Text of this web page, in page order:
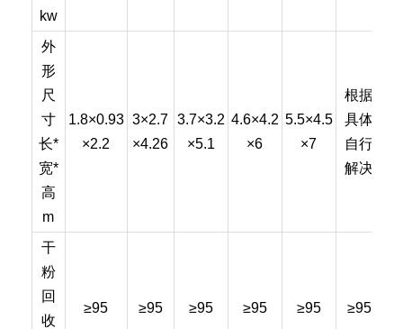
kw
外
形
尺
寸
长*
宽*
高
m
1.8×0.93
×2.2
3×2.7
×4.26
3.7×3.2
×5.1
4.6×4.2
×6
5.5×4.5
×7
根据
具体
自行
解决
干
粉
回
收
≥95 ≥95 ≥95 ≥95 ≥95 ≥95